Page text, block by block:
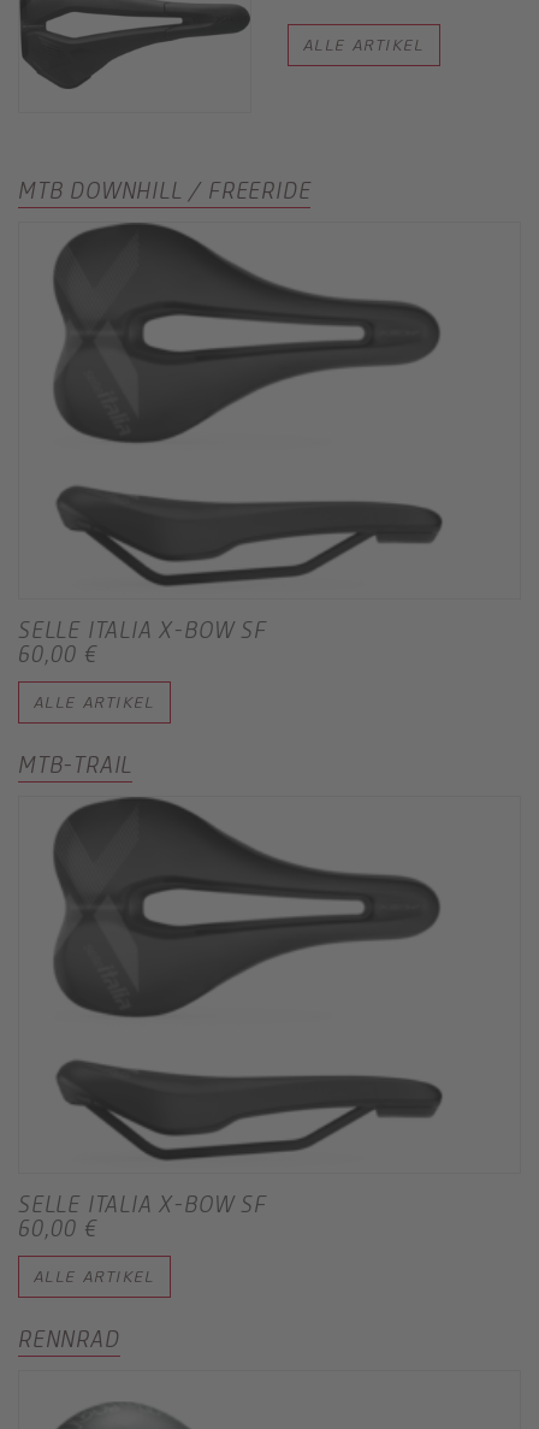
ALLE ARTIKEL
MTB DOWNHILL / FREERIDE
SELLE ITALIA X-BOW SF
60,00 €
ALLE ARTIKEL
MTB-TRAIL
SELLE ITALIA X-BOW SF
60,00 €
ALLE ARTIKEL
RENNRAD